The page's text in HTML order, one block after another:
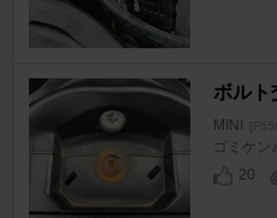
ボルト
MINI
ゴミケン
20